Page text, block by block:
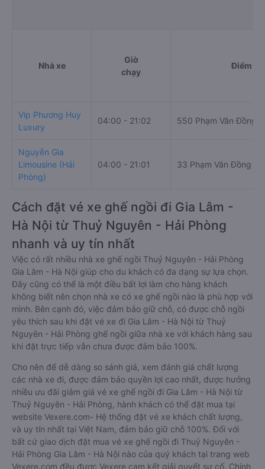
Nhà xe
Giờ
chạy
Điểm đi
Vip Phương Huy
Luxury
04:00 - 21:02 550 Phạm Văn Đồng
Nguyễn Gia
Limousine (Hải
Phòng)
04:00 - 21:01 33 Phạm Văn Đồng
Cách đặt vé xe ghế ngồi đi Gia Lâm -
Hà Nội từ Thuỷ Nguyên - Hải Phòng
nhanh và uy tín nhất
Việc có rất nhiều nhà xe ghế ngồi Thuỷ Nguyên - Hải Phòng
Gia Lâm - Hà Nội giúp cho du khách có đa dạng sự lựa chọn.
Đây cũng có thể là một điều bất lợi làm cho hàng khách
không biết nên chọn nhà xe có xe ghế ngồi nào là phù hợp với
mình. Bên cạnh đó, việc đảm bảo giữ chỗ, có được chỗ ngồi
yêu thích sau khi đặt vé xe đi Gia Lâm - Hà Nội từ Thuỷ
Nguyên - Hải Phòng ghế ngồi giữa nhà xe với khách hàng sau
khi đặt trực tiếp vẫn chưa được đảm bảo 100%.
Cho nên để dễ dàng so sánh giá, xem đánh giá chất lượng
các nhà xe đi, được đảm bảo quyền lợi cao nhất, được hưởng
nhiều ưu đãi giảm giá vé xe ghế ngồi đi Gia Lâm - Hà Nội từ
Thuỷ Nguyên - Hải Phòng, hành khách có thể đặt mua tại
website Vexere.com- Hệ thống đặt vé xe khách chất lượng,
và uy tín nhất tại Việt Nam, đảm bảo giữ chỗ 100%. Đối với
bất cứ giao dịch đặt mua vé xe ghế ngồi đi Thuỷ Nguyên -
Hải Phòng Gia Lâm - Hà Nội nào của quý khách tại trang web
Vexere.com đều được Vexere cam kết giải quyết sự cố. Chính